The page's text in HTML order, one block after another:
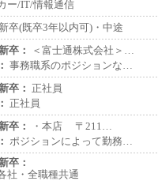
ー/IT/情報通信
卒(既卒3年以内可)・中途
卒：
＜富士通株式会社＞…
事務職系のポジションな…
卒： 正社員
正社員
卒：
・本店 〒211…
ポジションによって勤務…
卒：
社・全職種共通